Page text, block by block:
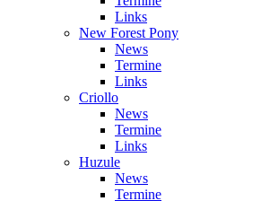
Links
New Forest Pony
News
Termine
Links
Criollo
News
Termine
Links
Huzule
News
Termine